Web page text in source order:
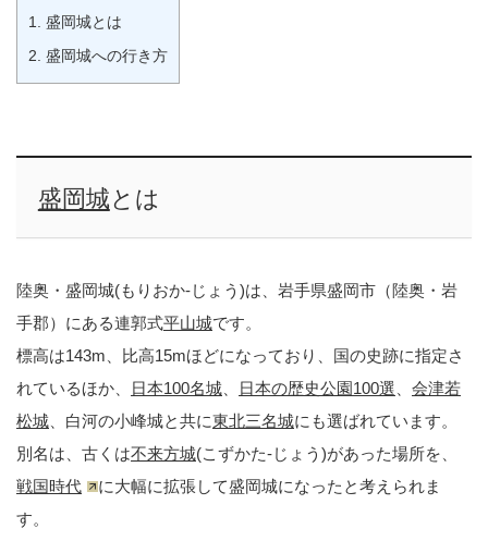
1.
盛岡城とは
2. 盛岡城への行き方
盛岡城とは
陸奥・盛岡城(もりおか-じょう)は、岩手県盛岡市（陸奥・岩
手郡）にある連郭式平山城です。
標高は143m、比高15mほどになっており、国の史跡に指定さ
れているほか、
日本100名城 日本の歴史公園100選
会津若
松城 、白河の小峰城と共に東北三名城にも選ばれています。
別名は、古くは不来方城(こずかた-じょう)があった場所を、
戦国時代
に大幅に拡張して盛岡城になったと考えられま
す。